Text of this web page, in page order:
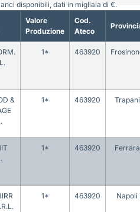
Valore
Produzione
Cod.
Ateco
1* 463920
&
1* 463920 Trapani
1* 463920 Ferrara
1* 463920 Napoli
disponibili, dati in migliaia di €.